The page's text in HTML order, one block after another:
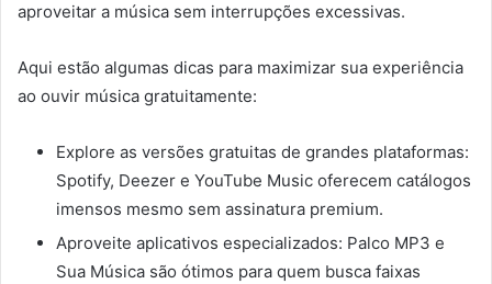
aproveitar a música sem interrupções excessivas.
Aqui estão algumas dicas para maximizar sua experiência
ao ouvir música gratuitamente:
Explore as versões gratuitas de grandes plataformas:
Spotify, Deezer e YouTube Music oferecem catálogos
imensos mesmo sem assinatura premium.
Aproveite aplicativos especializados: Palco MP3 e
Sua Música são ótimos para quem busca faixas